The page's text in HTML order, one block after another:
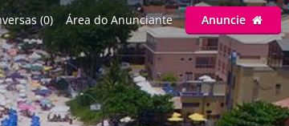
(0) Área do Anunciante Anuncie